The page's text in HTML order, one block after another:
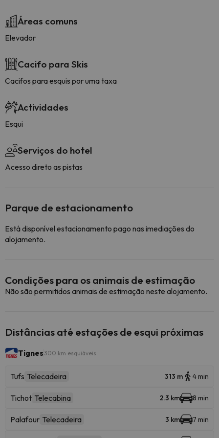
Áreas comuns
Elevador
Cacifo para Skis
Cacifos para esquis por uma taxa
Actividades
Esqui
Serviços do hotel
Acesso direto as pistas
Parque de estacionamento
Está disponível estacionamento pago nas imediações do
alojamento.
Condições para os animais de estimação
Não são permitidos animais de estimação neste alojamento.
Distâncias até estações de esqui próximas
Tignes 300 km esquiáveis
Tufs Telecadeira 313 m 4 min
Tichot Telecabina 2.3 km 8 min
Palafour Telecadeira 3 km 7 min